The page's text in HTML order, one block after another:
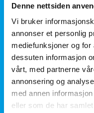
Denne nettsiden
Vi bruker
annonser et personlig
mediefunksjoner og
dessuten informasjon
vårt, med partnerne
annonsering og
med annen
eller som de har
Vannbehandlingsanlegg
Om EUROWATER
Inspirasjon